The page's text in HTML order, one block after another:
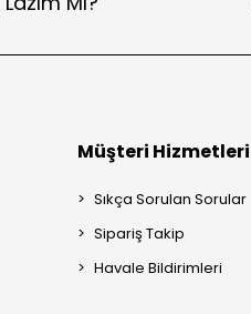
Müşteri Hizmetleri
Sıkça Sorulan Sorular
Sipariş Takip
Havale Bildirimleri